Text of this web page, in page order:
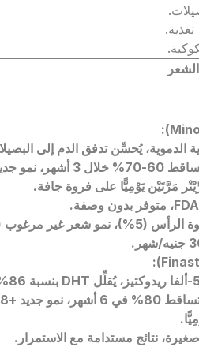
الدموية، يُحسِّن تدفق الدم إلى
60-70% خلال 3 أشهر، نمو جديد
مَرَّتَيْن يَوْمِيًّا على فروة جافة.
، متوفر بدون وصفة.
نمو شعر غير مرغوب
جنيه/شهر .
بنسبة 86%.
80% في 6 أشهر، نمو جديد +48% (
.
نتائج مستدامة مع الاستمرار .